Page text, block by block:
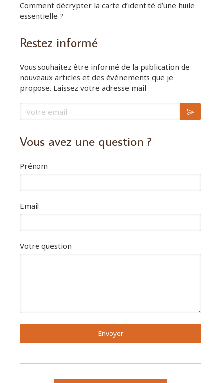
Comment décrypter la carte d’identité d’une huile
essentielle ?
Restez informé
Vous souhaitez être informé de la publication de
nouveaux articles et des évènements que je
propose. Laissez votre adresse mail
Votre email
Vous avez une question ?
Prénom
Email
Votre question
Envoyer